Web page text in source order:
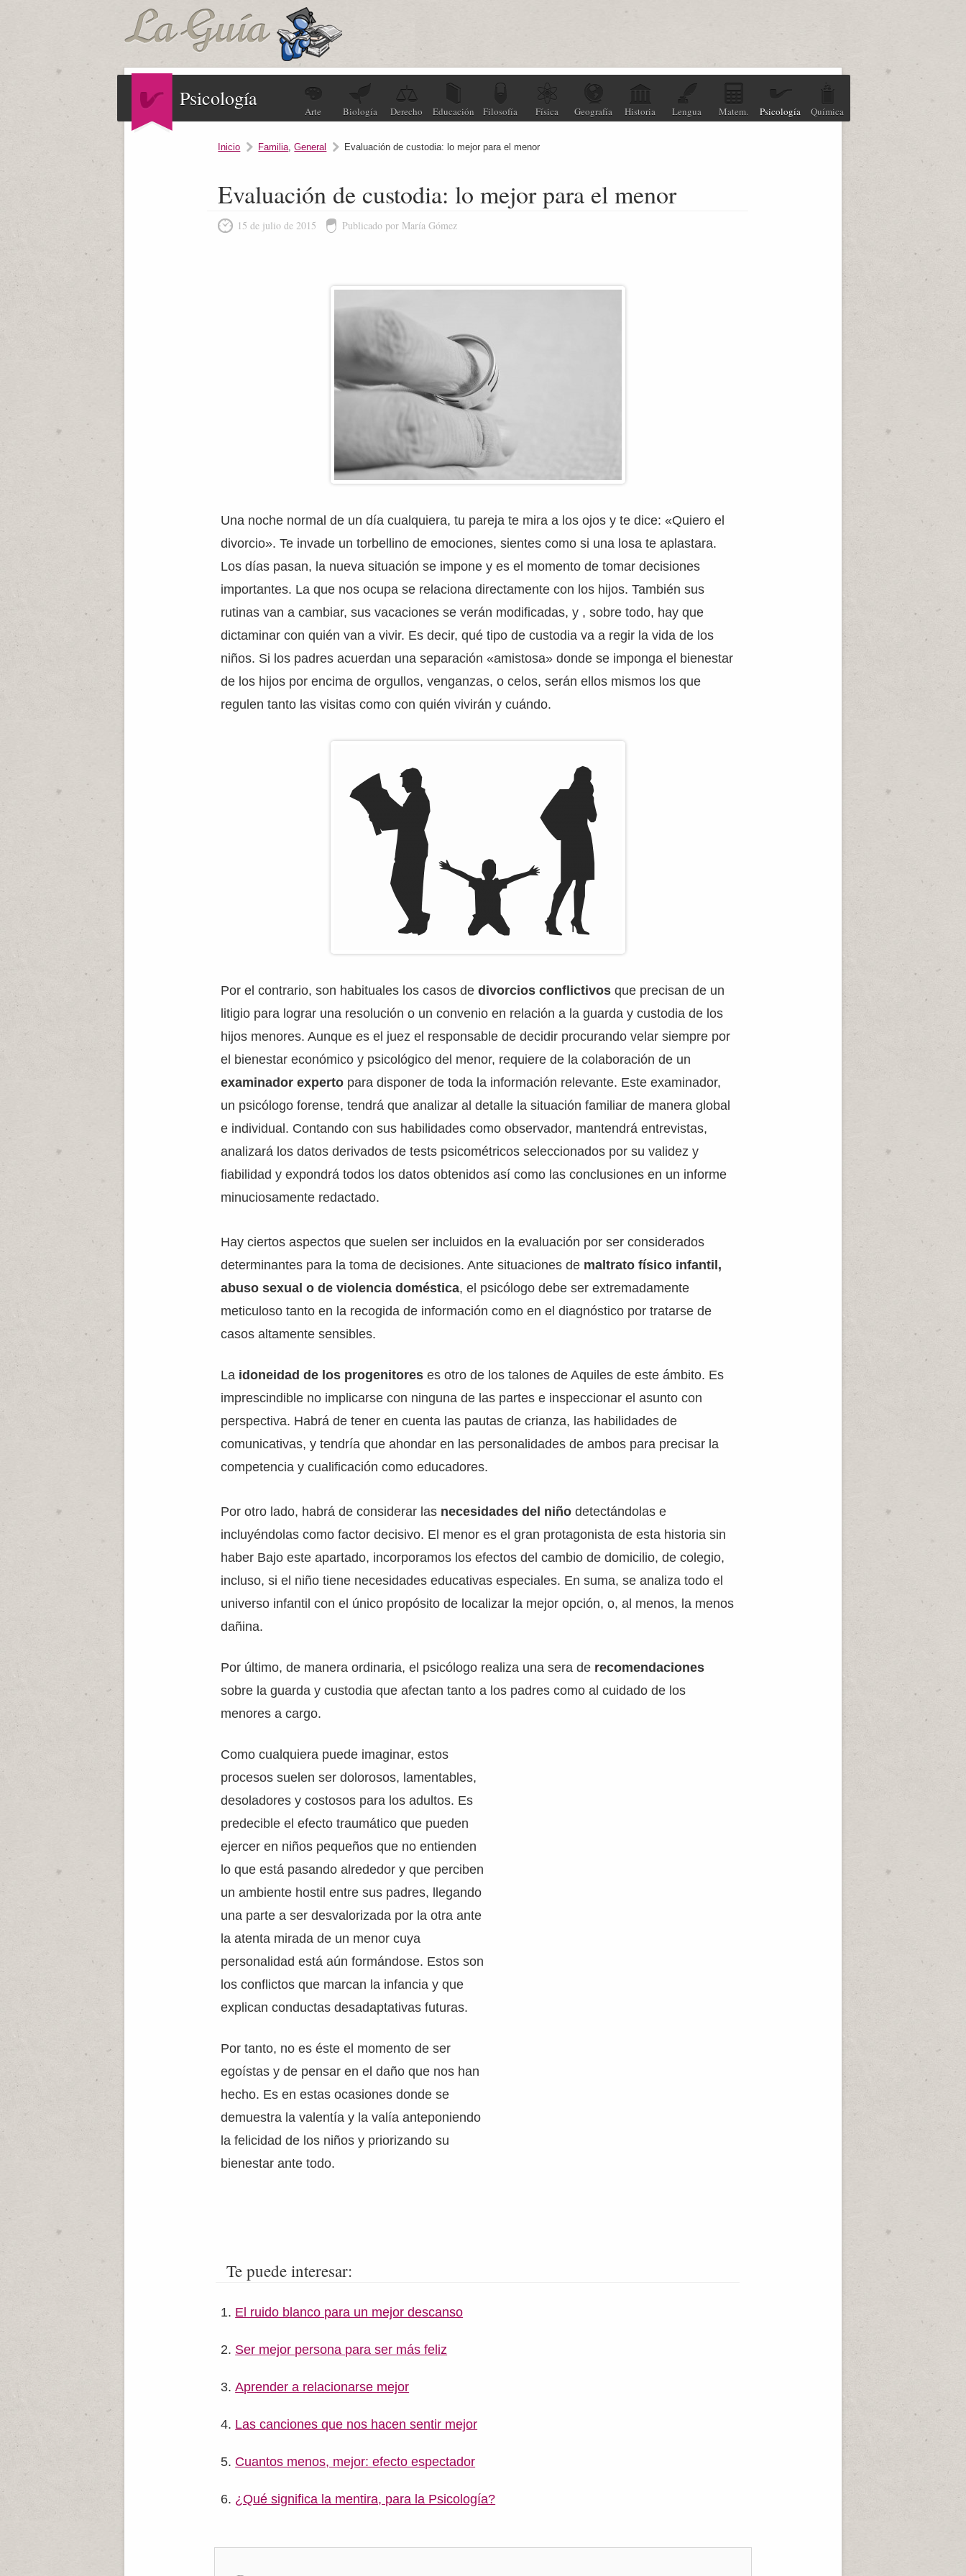
Psicología
Arte Biología Derecho Educación Filosofía Física Geografía Historia Lengua Matem. Psicología Química
Inicio Familia,General Evaluación de custodia: lo mejor para el menor
Evaluación de custodia: lo mejor para el menor
15 de julio de 2015 Publicado por María Gómez
Una noche normal de un día cualquiera, tu pareja te mira a los ojos y te dice: «Quiero el
divorcio». Te invade un torbellino de emociones, sientes como si una losa te aplastara.
Los días pasan, la nueva situación se impone y es el momento de tomar decisiones
importantes. La que nos ocupa se relaciona directamente con los hijos. También sus
rutinas van a cambiar, sus vacaciones se verán modificadas, y , sobre todo, hay que
dictaminar con quién van a vivir. Es decir, qué tipo de custodia va a regir la vida de los
niños. Si los padres acuerdan una separación «amistosa» donde se imponga el bienestar
de los hijos por encima de orgullos, venganzas, o celos, serán ellos mismos los que
regulen tanto las visitas como con quién vivirán y cuándo.
Por el contrario, son habituales los casos dedivorcios conflictivos que precisan de un
litigio para lograr una resolución o un convenio en relación a la guarda y custodia de los
hijos menores. Aunque es el juez el responsable de decidir procurando velar siempre por
el bienestar económico y psicológico del menor, requiere de la colaboración de un
examinador experto para disponer de toda la información relevante. Este examinador,
un psicólogo forense, tendrá que analizar al detalle la situación familiar de manera global
e individual. Contando con sus habilidades como observador, mantendrá entrevistas,
analizará los datos derivados de tests psicométricos seleccionados por su validez y
fiabilidad y expondrá todos los datos obtenidos así como las conclusiones en un informe
minuciosamente redactado.
Hay ciertos aspectos que suelen ser incluidos en la evaluación por ser considerados
determinantes para la toma de decisiones. Ante situaciones de maltrato físico infantil,
abuso sexual o de violencia doméstica, el psicólogo debe ser extremadamente
meticuloso tanto en la recogida de información como en el diagnóstico por tratarse de
casos altamente sensibles.
La idoneidad de los progenitores es otro de los talones de Aquiles de este ámbito. Es
imprescindible no implicarse con ninguna de las partes e inspeccionar el asunto con
perspectiva. Habrá de tener en cuenta las pautas de crianza, las habilidades de
comunicativas, y tendría que ahondar en las personalidades de ambos para precisar la
competencia y cualificación como educadores.
Por otro lado, habrá de considerar las necesidades del niño detectándolas e
incluyéndolas como factor decisivo. El menor es el gran protagonista de esta historia sin
haber Bajo este apartado, incorporamos los efectos del cambio de domicilio, de colegio,
incluso, si el niño tiene necesidades educativas especiales. En suma, se analiza todo el
universo infantil con el único propósito de localizar la mejor opción, o, al menos, la menos
dañina.
Por último, de manera ordinaria, el psicólogo realiza una sera de recomendaciones
sobre la guarda y custodia que afectan tanto a los padres como al cuidado de los
menores a cargo.
Como cualquiera puede imaginar, estos
procesos suelen ser dolorosos, lamentables,
desoladores y costosos para los adultos. Es
predecible el efecto traumático que pueden
ejercer en niños pequeños que no entienden
lo que está pasando alrededor y que perciben
un ambiente hostil entre sus padres, llegando
una parte a ser desvalorizada por la otra ante
la atenta mirada de un menor cuya
personalidad está aún formándose. Estos son
los conflictos que marcan la infancia y que
explican conductas desadaptativas futuras.
Por tanto, no es éste el momento de ser
egoístas y de pensar en el daño que nos han
hecho. Es en estas ocasiones donde se
demuestra la valentía y la valía anteponiendo
la felicidad de los niños y priorizando su
bienestar ante todo.
Te puede interesar:
El ruido blanco para un mejor descanso
Ser mejor persona para ser más feliz
Aprender a relacionarse mejor
Las canciones que nos hacen sentir mejor
Cuantos menos, mejor: efecto espectador
¿Qué significa la mentira, para la Psicología?